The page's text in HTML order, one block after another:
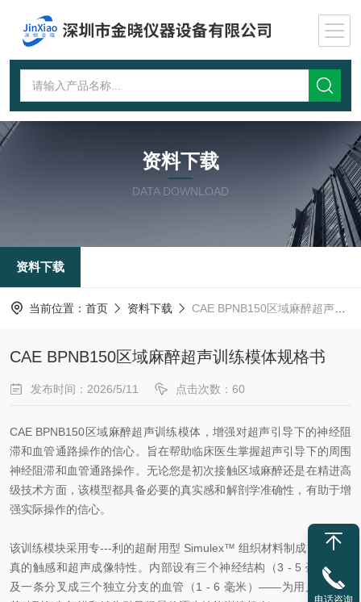
资料下载
DATA DOWNLOAD
资料下载
当前位置： 首页 资料下载 CAE BPNB150区域麻醉超声训练模体规格书
CAE BPNB150区域麻醉超声训练模体规格书
发布时间：2026/5/11 点击次数：60
CAE BPNB150区域麻醉超声训练模体，增强对超声引导下的神经阻
滞和血管通路操作的信心。旨在帮助临床医生掌握超声引导下的周围
神经阻滞和血管通路操作。无论您是初次接触区域麻醉还是在精进高
级技术方面，该模型都具备必要的真实感和解剖学准确性，有助于增
强实际操作的信心。
该训练模块采用专---利的超耐用型 Simulex™ 组织材料制成，具备逼
真的触感和超声成像特性。内部设有三个神经结构（3 - 5 毫米）以
及一条分叉成三个独立分支的血管（1 - 6 毫米）——为用户提供从
电话咨询